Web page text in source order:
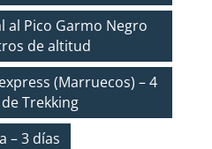
al Pico Garmo Negro
de altitud
(Marruecos) – 4
Trekking
– 3 días